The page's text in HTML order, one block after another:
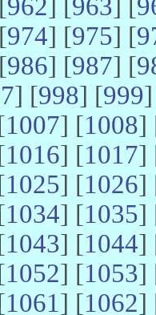
962 963
974] [975] [
986] [987] [
] [998] [999
1007] [1008]
1016] [1017]
1025] [1026]
1034] [1035]
1043] [1044]
1052] [1053]
1061] [1062]